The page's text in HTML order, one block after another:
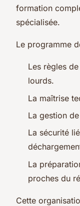
formation
spécialisée.
Le programme
Les règles
lourds.
La maîtrise
La gestion
La sécurité
La
proches du
Cette